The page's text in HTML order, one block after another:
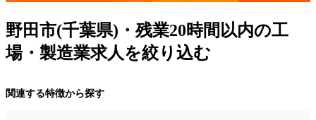
野田市(千葉県)・残業20時間以内の工
場・製造業求人を絞り込む
関連する特徴から探す